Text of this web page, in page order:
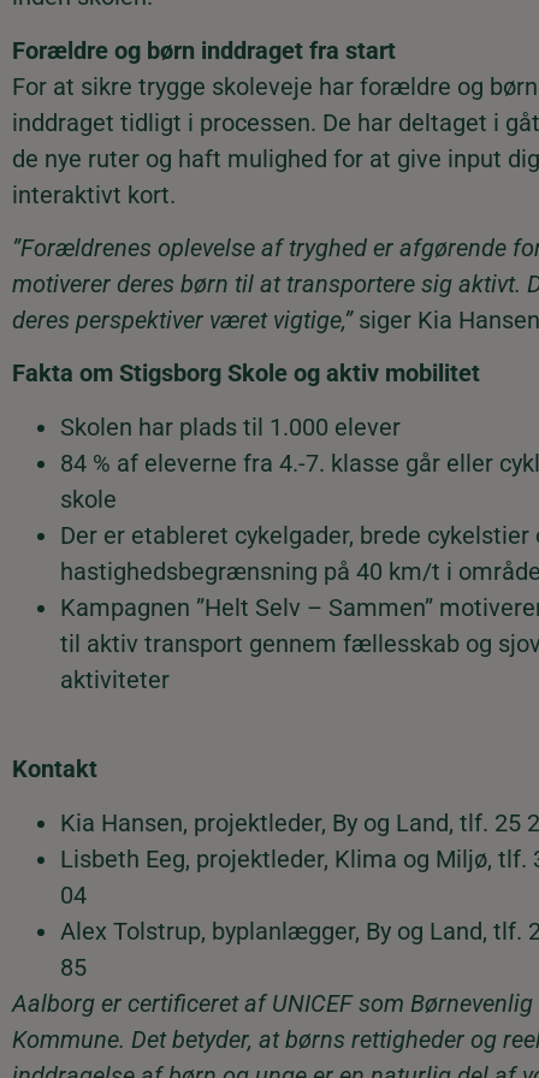
Forældre og børn inddraget fra start
For at sikre trygge skoleveje har forældre og
inddraget tidligt i processen. De har deltaget i
de nye ruter og haft mulighed for at give input
interaktivt kort.
”Forældrenes oplevelse af tryghed er afgørende
motiverer deres børn til at transportere sig aktivt.
deres perspektiver været vigtige,”siger Kia
Fakta om Stigsborg Skole og aktiv mobilitet
Skolen har plads til 1.000 elever
84 % af eleverne fra 4.-7. klasse går eller
skole
Der er etableret cykelgader, brede cykelstier
hastighedsbegrænsning på 40 km/t i
Kampagnen ”Helt Selv – Sammen”
til aktiv transport gennem fællesskab og
aktiviteter
Kontakt
Kia Hansen, projektleder, By og Land, tlf. 25
Lisbeth Eeg, projektleder, Klima og Miljø, tlf.
04
Alex Tolstrup, byplanlægger, By og Land, tlf.
85
Aalborg er certificeret af UNICEF som Børnevenlig
Kommune. Det betyder, at børns rettigheder og